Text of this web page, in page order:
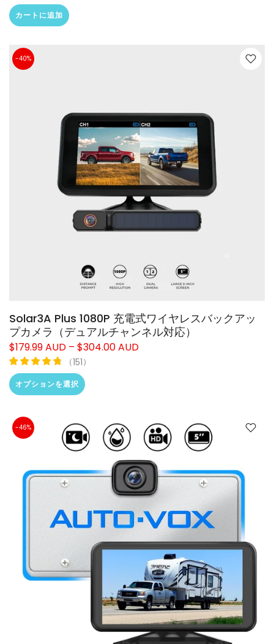
カートに追加
-40%
Solar3A Plus 1080P 充電式ワイヤレスバックアッ
プカメラ（デュアルチャンネル対応）
$179.99 AUD – $304.00 AUD
（151）
オプションを選択
-46%
❄